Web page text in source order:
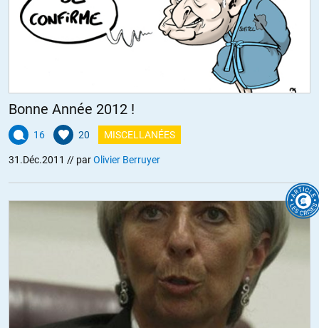
Bonne Année 2012 !
16 20 MISCELLANÉES
31.Déc.2011 // parOlivier Berruyer